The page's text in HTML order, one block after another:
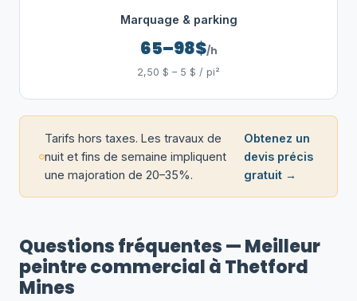
Marquage & parking
65–98$/h
2,50 $ – 5 $ / pi²
Tarifs hors taxes. Les travaux de
nuit et fins de semaine impliquent
une majoration de 20–35%.
Obtenez un
devis précis
gratuit →
Questions fréquentes — Meilleur
peintre commercial à Thetford
Mines